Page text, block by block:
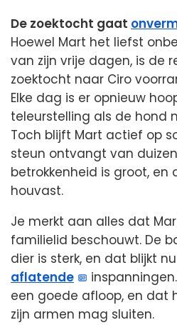
De zoektocht gaat
Hoewel Mart het liefst
van zijn vrije dagen, is de
zoektocht naar Ciro
Elke dag is er opnieuw
teleurstelling als de hond
Toch blijft Mart actief op
steun ontvangt van
betrokkenheid is groot,
houvast.
Je merkt aan alles dat
familielid beschouwt. De
dier is sterk, en dat blijkt
aflatende
een goede afloop, en dat
zijn armen mag sluiten.